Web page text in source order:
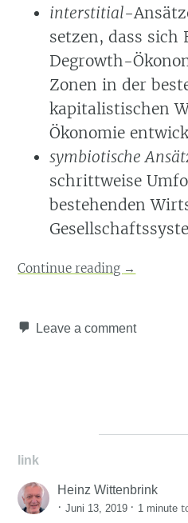
interstitial-
setzen, dass sich
Degrowth-
Zonen in der
kapitalistischen
Ökonomie
symbiotische
schrittweise
bestehenden
Continue reading →
Leave a comment
link
Heinz Wittenbrink
·Juni 13, 2019 · 1 minute